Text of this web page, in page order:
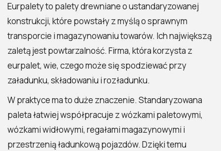
Eurpalety to palety drewniane o ustandaryzowanej
konstrukcji, które powstały z myślą o sprawnym
transporcie i magazynowaniu towarów. Ich największą
zaletą jest powtarzalność. Firma, która korzysta z
eurpalet, wie, czego może się spodziewać przy
załadunku, składowaniu i rozładunku.
W praktyce ma to duże znaczenie. Standaryzowana
paleta łatwiej współpracuje z wózkami paletowymi,
wózkami widłowymi, regałami magazynowymi i
przestrzenią ładunkową pojazdów. Dzięki temu